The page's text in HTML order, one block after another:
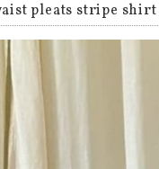
pleats stripe